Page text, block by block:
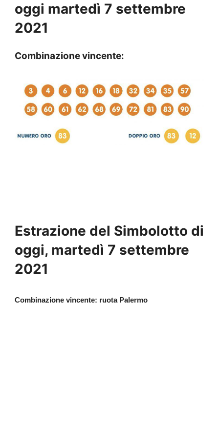
oggi martedì 7 settembre
2021
Combinazione vincente:
Estrazione del Simbolotto di
oggi, martedì 7 settembre
2021
Combinazione vincente: ruota Palermo